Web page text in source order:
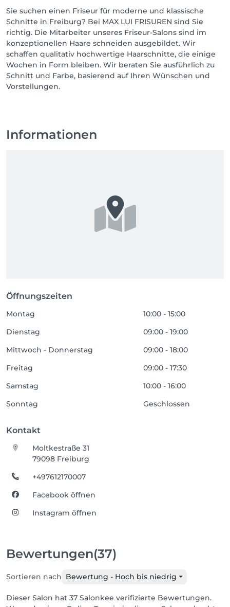
Sie suchen einen Friseur für moderne und klassische
Schnitte in Freiburg? Bei MAX LUI FRISUREN sind Sie
richtig. Die Mitarbeiter unseres Friseur-Salons sind im
konzeptionellen Haare schneiden ausgebildet. Wir
schaffen qualitativ hochwertige Haarschnitte, die einige
Wochen in Form bleiben. Wir beraten Sie ausführlich zu
Schnitt und Farbe, basierend auf Ihren Wünschen und
Vorstellungen.
Informationen
Öffnungszeiten
Montag
10:00 - 15:00
Dienstag
09:00 - 19:00
Mittwoch - Donnerstag
09:00 - 18:00
Freitag
09:00 - 17:30
Samstag
10:00 - 16:00
Sonntag
Geschlossen
Kontakt
Moltkestraße 31
79098 Freiburg
+497612170007
Facebook öffnen
Instagram öffnen
Bewertungen(37)
Sortieren nach Bewertung - Hoch bis niedrig
Dieser Salon hat 37 Salonkee verifizierte Bewertungen.